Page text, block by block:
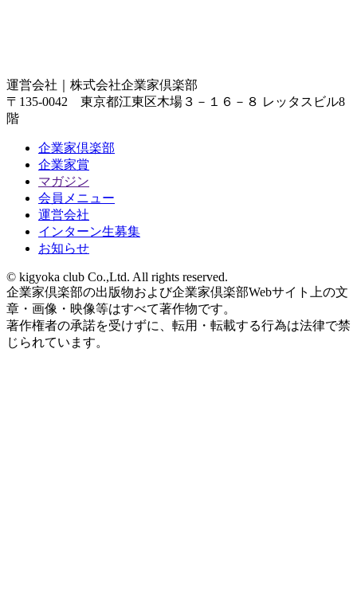
運営会社｜ 株式会社企業家倶楽部
〒135-0042 東京都江東区木場３－１６－８ レッタスビル8
階
企業家倶楽部
企業家賞
マガジン
会員メニュー
運営会社
インターン生募集
お知らせ
© kigyoka club Co.,Ltd. All rights reserved.
企業家倶楽部の出版物および企業家倶楽部Webサイト上の文
章・画像・映像等はすべて著作物です。
著作権者の承諾を受けずに、転用・転載する行為は法律で禁
じられています。